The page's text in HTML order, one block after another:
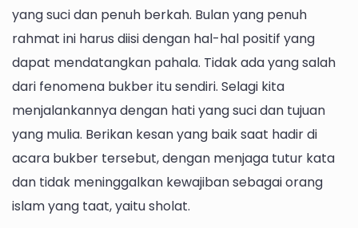
yang suci dan penuh berkah. Bulan yang penuh
rahmat ini harus diisi dengan hal-hal positif yang
dapat mendatangkan pahala. Tidak ada yang salah
dari fenomena bukber itu sendiri. Selagi kita
menjalankannya dengan hati yang suci dan tujuan
yang mulia. Berikan kesan yang baik saat hadir di
acara bukber tersebut, dengan menjaga tutur kata
dan tidak meninggalkan kewajiban sebagai orang
islam yang taat, yaitu sholat.